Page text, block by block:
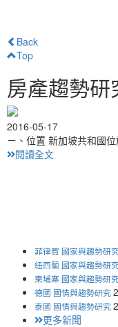
Back
Top
房產趨勢研
2016-05-17
ㄧ、位置 新加坡共和國
閱讀全文
菲律賓 國家與趨勢研
紐西蘭 國家與趨勢研
柬埔寨 國家與趨勢研
德國 國情與趨勢研究
泰國 國情與趨勢研究
更多新聞